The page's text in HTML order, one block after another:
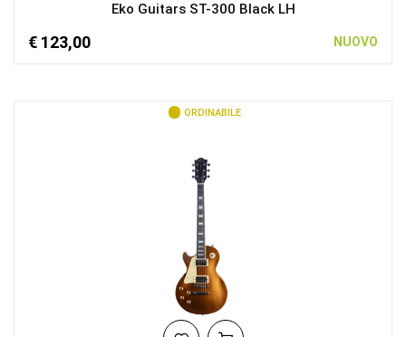
Eko Guitars ST-300 Black LH
€ 123,00 NUOVO
ORDINABILE